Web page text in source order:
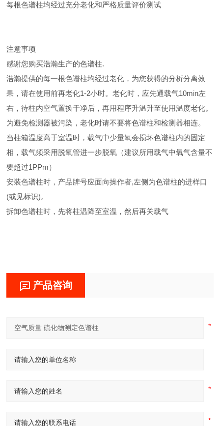
每根色谱柱均经过充分老化和严格质量评价测试
注意事项
感谢您购买浩瀚生产的色谱柱.
浩瀚提供的每一根色谱柱均经过老化，为您获得的分析分离效
果，请在使用前再老化1-2小时。老化时，应先通载气10min左
右，待柱内空气置换干净后，再用程序升温升至使用温度老化。
为避免检测器被污染，老化时请不要将色谱柱和检测器相连。
当柱箱温度高于室温时，载气中少量氧会损坏色谱柱内的固定
相，载气须采用脱氧管进一步脱氧（建议所用载气中氧气含量不
要超过1PPm）
安装色谱柱时，产品牌号应面向操作者,左侧为色谱柱的进样口
(或见标识)。
拆卸色谱柱时，先将柱温降至室温，然后再关载气
产品咨询